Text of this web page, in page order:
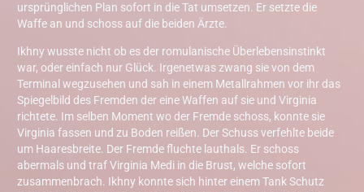
ursprünglichen Plan sofort in die Tat umsetzen. Er setzte die
Waffe an und schoss auf die beiden Ärzte.
Ikhny wusste nicht ob es der romulanische Überlebensinstinkt
war, oder einfach nur Glück. Irgenetwas zwang sie von dem
Terminal wegzusehen und sah in einem Metallrahmen vor ihr das
Spiegelbild des Fremden der eine Waffen auf sie und Virginia
richtete. Im selben Moment wo der Fremde schoss, konnte sie
Virginia fassen und zu Boden reißen. Der Schuss verfehlte beide
um Haaresbreite. Der Fremde fluchte lauthals. Er schoss
abermals und traf Virginia Medi in die Brust, welche sofort
zusammenbrach. Ikhny konnte sich hinter einem Tank Schutz